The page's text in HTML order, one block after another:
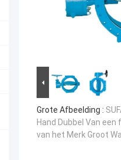
Grote Afbeelding :
Hand Dubbel Van
van het Merk Groot